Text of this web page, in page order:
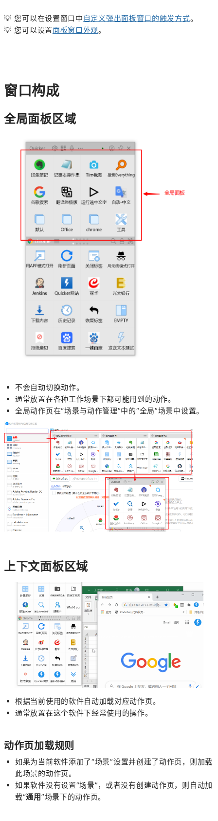
💡 您可以在设置窗口中 自定义弹出面板窗口的触发方式。
💡 您可以设置面板窗口外观。
窗口构成
全局面板区域
不会自动切换动作。
通常放置在各种工作场景下都可能用到的动作。
全局动作页在“场景与动作管理”中的“全局”场景中设置。
上下文面板区域
根据当前使用的软件自动加载对应动作页。
通常放置在这个软件下经常使用的操作。
动作页加载规则
如果为当前软件添加了“场景”设置并创建了动作页，则加载
此场景的动作页。
如果软件没有设置“场景”，或者没有创建动作页，则自动加
载“通用”场景下的动作页。